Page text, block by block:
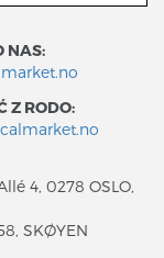
NAS:
Z RODO:
4, 0278 OSLO,
SKØYEN